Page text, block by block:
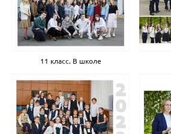
11 класс. В школе